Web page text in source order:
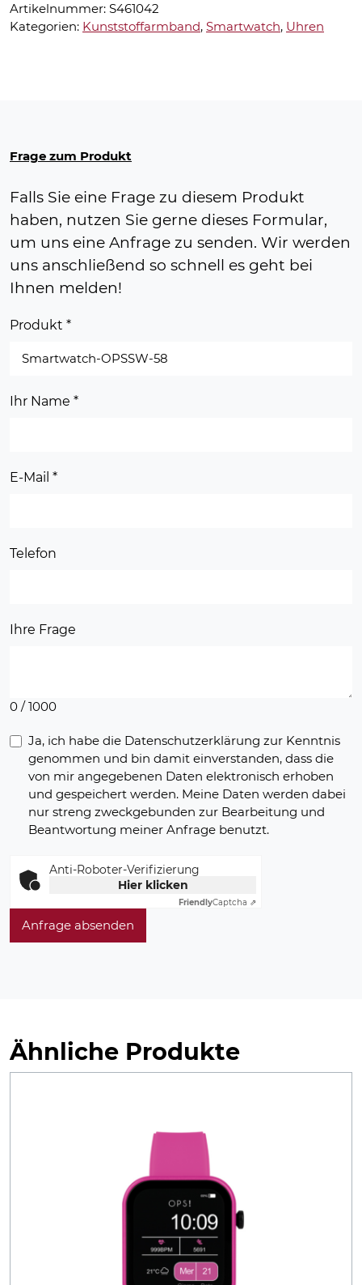
Menge
Artikelnummer: S461042
Kategorien: Kunststoffarmband, Smartwatch, Uhren
Frage zum Produkt
Falls Sie eine Frage zu diesem Produkt
haben, nutzen Sie gerne dieses Formular,
um uns eine Anfrage zu senden. Wir werden
uns anschließend so schnell es geht bei
Ihnen melden!
Produkt *
Ihr Name *
E-Mail *
Telefon
Ihre Frage
0 / 1000
Ja, ich habe die Datenschutzerklärung zur Kenntnis
genommen und bin damit einverstanden, dass die
von mir angegebenen Daten elektronisch erhoben
und gespeichert werden. Meine Daten werden dabei
nur streng zweckgebunden zur Bearbeitung und
Beantwortung meiner Anfrage benutzt.
Anti-Roboter-Verifizierung
Hier klicken
FriendlyCaptcha ⇗
Anfrage absenden
Ähnliche Produkte